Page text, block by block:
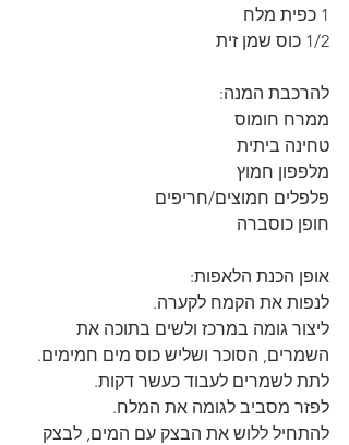
1 כפית מלח
1/2 כוס שמן זית
להרכבת המנה:
ממרח חומוס
טחינה ביתית
מלפפון חמוץ
פלפלים חמוצים/חריפים
חופן כוסברה
אופן הכנת הלאפות:
לנפות את הקמח לקערה.
ליצור גומה במרכז ולשים בתוכה את
השמרים, הסוכר ושליש כוס מים חמימים.
לתת לשמרים לעבוד כעשר דקות.
לפזר מסביב לגומה את המלח.
להתחיל ללוש את הבצק עם המים, לבצק